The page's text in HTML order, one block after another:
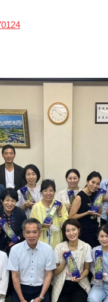
なたの変化を全力で支
！